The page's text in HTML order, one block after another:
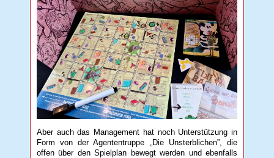
Aber auch das Management hat noch Unterstützung in
Form von der Agententruppe „Die Unsterblichen”, die
offen über den Spielplan bewegt werden und ebenfalls